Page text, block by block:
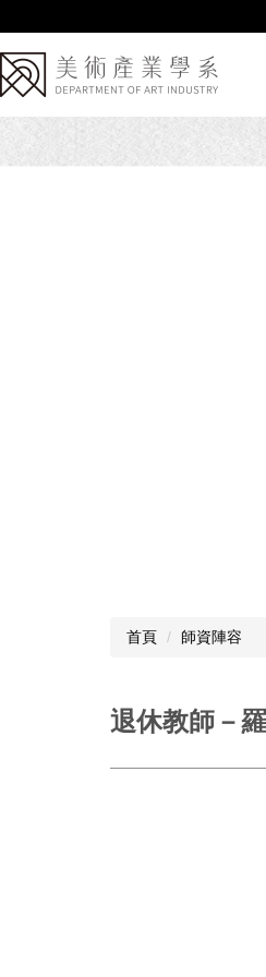
到
主
要
首頁 師資陣容
退休教師－